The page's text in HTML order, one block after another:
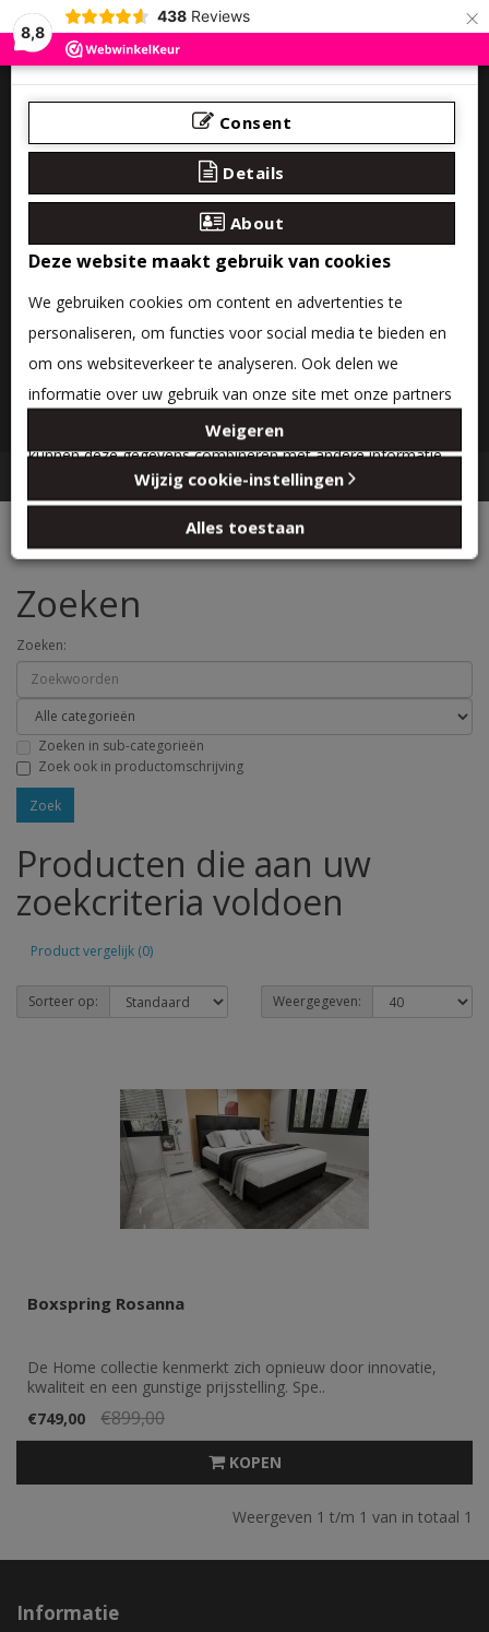
8,8
438 Reviews ×
0 product(en) - €0,00
Zoeken
Zoeken:
Zoeken in sub-categorieën
Zoek ook in productomschrijving
Producten die aan uw
zoekcriteria voldoen
Product vergelijk (0)
Sorteer op: Weergegeven:
Boxspring Rosanna
De Home collectie kenmerkt zich opnieuw door innovatie,
kwaliteit en een gunstige prijsstelling. Spe..
€749,00
€899,00
KOPEN
Weergeven 1 t/m 1 van in totaal 1
Informatie
Consent
Details
About
Deze website maakt gebruik van cookies
We gebruiken cookies om content en advertenties te
personaliseren, om functies voor social media te bieden en
om ons websiteverkeer te analyseren. Ook delen we
informatie over uw gebruik van onze site met onze partners
voor social media, adverteren en analyse. Deze partners
kunnen deze gegevens combineren met andere informatie
die u aan ze heeft verstrekt of die ze hebben verzameld op
basis van uw gebruik van hun services.
Weigeren
Wijzig cookie-instellingen
Alles toestaan